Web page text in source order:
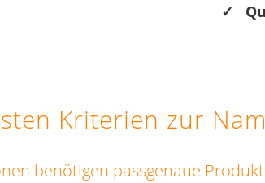
✓
Kriterien zur
benötigen passgenaue